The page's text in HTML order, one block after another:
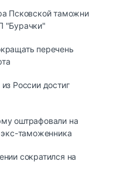
Псковской таможни
"Бурачки"
перечень
России достиг
оштрафовали на
экс-таможенника
сократился на